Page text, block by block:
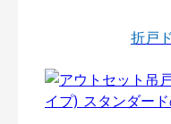
折戸